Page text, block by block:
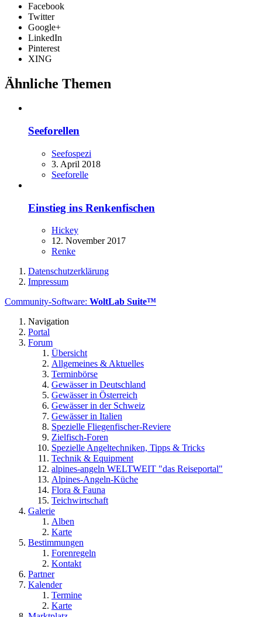
Facebook
Twitter
Google+
LinkedIn
Pinterest
XING
Ähnliche Themen
Seeforellen
Seefospezi
3. April 2018
Seeforelle
Einstieg ins Renkenfischen
Hickey
12. November 2017
Renke
Datenschutzerklärung
Impressum
Community-Software: WoltLab Suite™
Navigation
Portal
Forum
Übersicht
Allgemeines & Aktuelles
Terminbörse
Gewässer in Deutschland
Gewässer in Österreich
Gewässer in der Schweiz
Gewässer in Italien
Spezielle Fliegenfischer-Reviere
Zielfisch-Foren
Spezielle Angeltechniken, Tipps & Tricks
Technik & Equipment
alpines-angeln WELTWEIT "das Reiseportal"
Alpines-Angeln-Küche
Flora & Fauna
Teichwirtschaft
Galerie
Alben
Karte
Bestimmungen
Forenregeln
Kontakt
Partner
Kalender
Termine
Karte